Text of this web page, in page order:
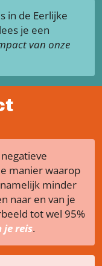
in de Eerlijke
je een
van onze
manier waarop
minder
naar en van je
tot wel 95%
je reis.